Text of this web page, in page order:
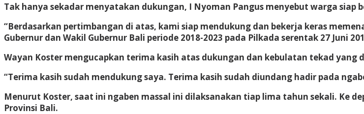
Tak hanya sekadar menyatakan dukungan, I Nyoman Pangus menyebut warga siap
“Berdasarkan pertimbangan di atas, kami siap mendukung dan bekerja keras
Gubernur dan Wakil Gubernur Bali periode 2018-2023 pada Pilkada serentak 27 Juni
Wayan Koster mengucapkan terima kasih atas dukungan dan kebulatan tekad yang
“Terima kasih sudah mendukung saya. Terima kasih sudah diundang hadir pada
Menurut Koster, saat ini ngaben massal ini dilaksanakan tiap lima tahun sekali. Ke
Provinsi Bali.